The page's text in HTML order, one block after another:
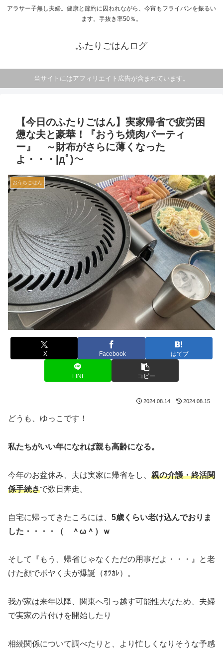
アラサー子無し夫婦。健康と節約に囚われながら、今宵もフライパンを振るい
ます。手抜き率50％。
ふたりごはんログ
当サイトにはアフィリエイト広告が含まれています。
【今日のふたりごはん】実家帰省で疲労困
憊な夫と豪華！『おうち焼肉パーティ
ー』 ～財布がさらに薄くなった
よ・・・|дﾟ)～
おうちごはん
X Facebook はてブ
LINE コピー
2024.08.14 2024.08.15
どうも、ゆっこです！
私たちがいい年になれば親も高齢になる。
今年のお盆休み、夫は実家に帰省をし、 親の介護・終活関
係手続きで数日奔走。
自宅に帰ってきたころには、 5歳くらい老け込んでおりま
した・・・・（ ＾ω＾）ｗ
そして『もう、帰省じゃなくただの用事だよ・・・』と老
けた顔でボヤく夫が爆誕（ｵﾂｶﾚ）。
我が家は来年以降、関東へ引っ越す可能性大なため、夫婦
で実家の片付けを開始したり
相続関係について調べたりと、より忙しくなりそうな予感